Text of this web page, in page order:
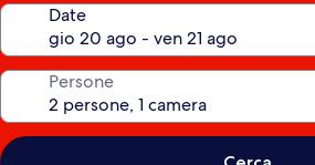
Date
Persone